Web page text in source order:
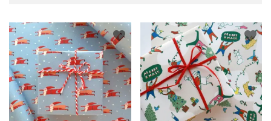
favorite favorite